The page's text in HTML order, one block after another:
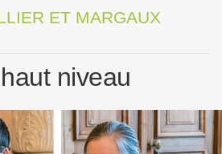
ET MARGAUX
niveau